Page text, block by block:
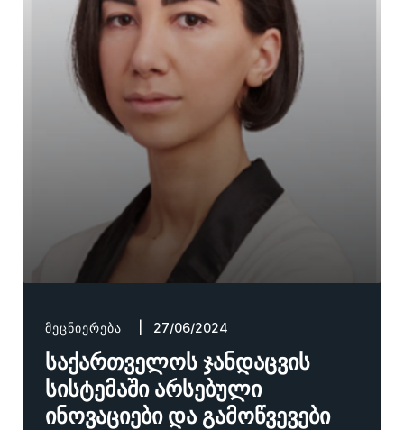
ᲛᲔᲪᲜᲘᲔᲠᲔᲑᲐ | 27/06/2024
საქართველოს ჯანდაცვის
სისტემაში არსებული
ინოვაციები და გამოწვევები